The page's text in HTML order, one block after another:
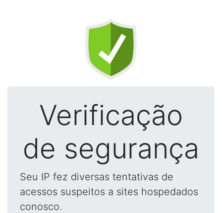
Verificação
de segurança
Seu IP fez diversas tentativas de
acessos suspeitos a sites hospedados
conosco.